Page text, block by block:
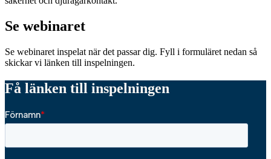
Se webinaret
Se webinaret inspelat när det passar dig. Fyll i formuläret nedan så
skickar vi länken till inspelningen.
Få länken till inspelningen